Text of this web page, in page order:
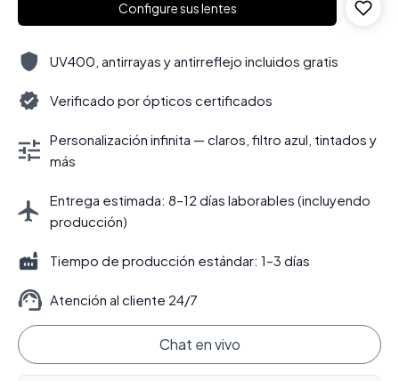
Configure sus lentes
UV400, antirrayas y antirreflejo incluidos gratis
Verificado por ópticos certificados
Personalización infinita — claros, filtro azul, tintados y
más
Entrega estimada: 8–12 días laborables (incluyendo
producción)
Tiempo de producción estándar: 1–3 días
Atención al cliente 24/7
Chat en vivo